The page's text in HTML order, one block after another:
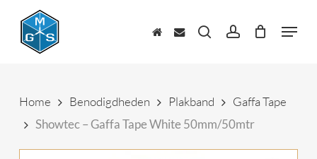
content
zoekenaccount Menu
Home Benodigdheden Plakband
Gaffa Tape
Showtec – Gaffa Tape White 50mm/50mtr